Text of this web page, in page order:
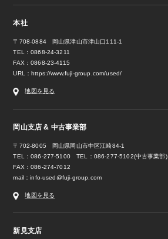
本社
〒708-0884 岡山県津山市津山口111-1
TEL：0868-24-3211
FAX：0868-23-4115
URL：https://www.fuji-group.com/used/
地図を見る
岡山支店 & 中古事業部
〒702-8005 岡山県岡山市中区江崎84-1
TEL：086-277-5100 TEL：086-277-5102(中古事業部)
FAX：086-274-7012
mail：info-used@fuji-group.com
地図を見る
新見支店